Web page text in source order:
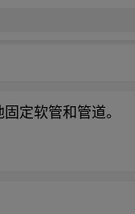
定软管和管道。